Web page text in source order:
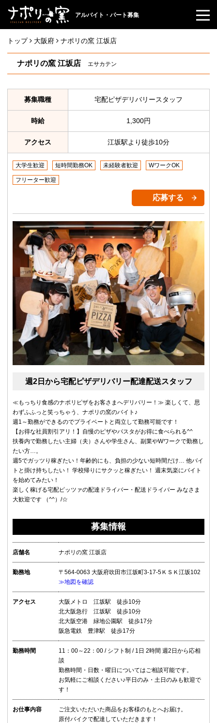
アルバイト・パート募集
トップ 大阪府 ナポリの窯 江坂店
ナポリの窯 江坂店 エサカテン
募集職種 宅配ピザデリバリースタッフ
時給 1,300円
アクセス 江坂駅より徒歩10分
大学生歓迎 短時間勤務OK 未経験者歓迎 WワークOK
フリーター歓迎
応募する
週2日から宅配ピザデリバリー配達配送スタッフ
≪もっちり食感のナポリピザをお客さまへデリバリー！≫ 楽しくて、思
わずふふっと笑っちゃう、ナポリの窯のバイト♪
週1～勤務ができるのでプライベートと両立して勤務可能です！
【お得な社員割引アリ！】自慢のピザやパスタがお得に食べられる^^
扶養内で勤務したい主婦（夫）さんや学生さん、副業やWワークで勤務し
たい方…。
週5でガッツり稼ぎたい！年齢的にも、負担の少ない短時間だけ… 他バイ
トと掛け持ちしたい！ 学校帰りにサクッと稼ぎたい！ 週末気楽にバイト
を始めてみたい！
楽しく稼げる宅配ピッツァの配達ドライバー・配送ドライバー みなさま
大歓迎です （^^）/☆
募集情報
店舗名 ナポリの窯 江坂店
勤務地
〒564-0063 大阪府吹田市江坂町3-17-5ＫＳＫ江坂102
≫地図を確認
アクセス
大阪メトロ 江坂駅 徒歩10分
北大阪急行 江坂駅 徒歩10分
北大阪空港 緑地公園駅 徒歩17分
阪急電鉄 豊津駅 徒歩17分
勤務時間
11：00～22：00 / シフト制 / 1日 2時間 週2日から応相
談
勤務時間・日数・曜日についてはご相談可能です。
お気軽にご相談ください♪平日のみ・土日のみも歓迎で
す！
お仕事内容
ご注文いただいた商品をお客様のもとへお届け。
原付バイクで配達していただきます！